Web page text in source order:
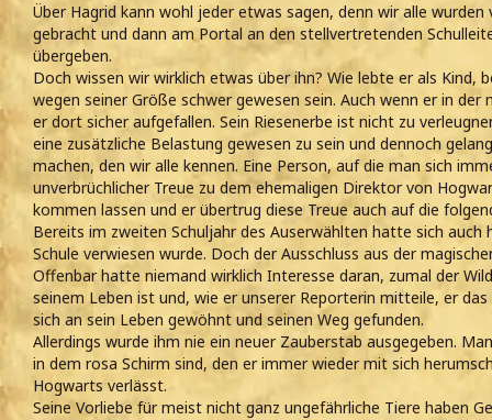
Über Hagrid kann wohl jeder etwas sagen, denn wir alle
gebracht und dann am Portal an den stellvertretenden
übergeben.
Doch wissen wir wirklich etwas über ihn? Wie lebte er als Kind,
wegen seiner Größe schwer gewesen sein. Auch wenn er in
er dort sicher aufgefallen. Sein Riesenerbe ist nicht zu
eine zusätzliche Belastung gewesen zu sein und dennoch
machen, den wir alle kennen. Eine Person, auf die man sich
unverbrüchlicher Treue zu dem ehemaligen Direktor von
kommen lassen und er übertrug diese Treue auch auf die
Bereits im zweiten Schuljahr des Auserwählten hatte sich auch
Schule verwiesen wurde. Doch der Ausschluss aus der
Offenbar hatte niemand wirklich Interesse daran, zumal der
seinem Leben ist und, wie er unserer Reporterin mitteile, er
sich an sein Leben gewöhnt und seinen Weg gefunden.
Allerdings wurde ihm nie ein neuer Zauberstab ausgegeben.
in dem rosa Schirm sind, den er immer wieder mit sich
Hogwarts verlässt.
Seine Vorliebe für meist nicht ganz ungefährliche Tiere haben